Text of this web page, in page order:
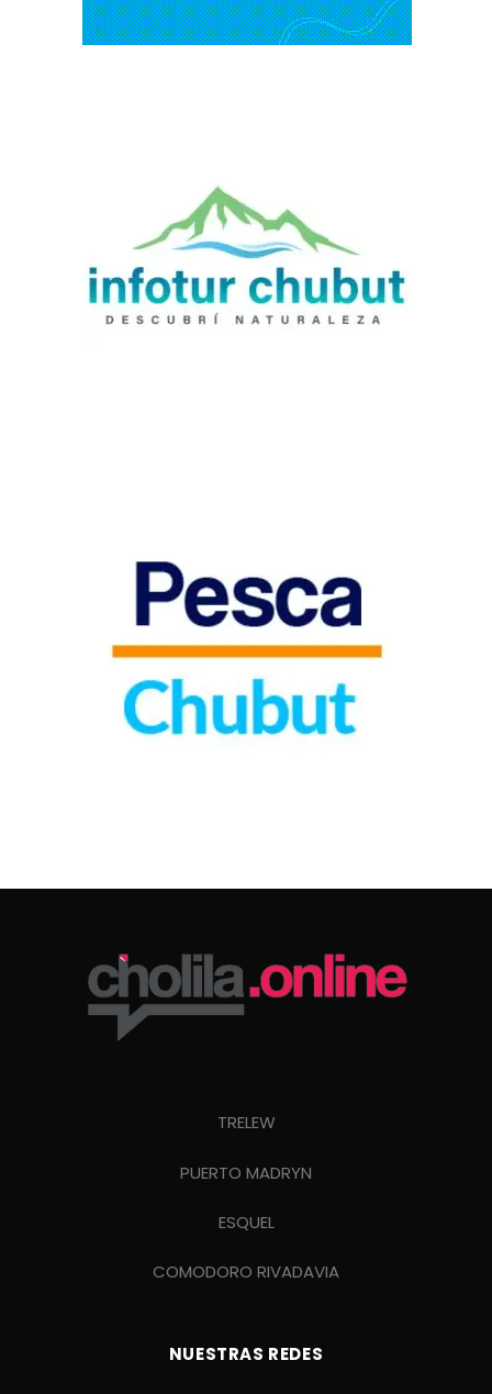
TRELEW
PUERTO MADRYN
ESQUEL
COMODORO RIVADAVIA
NUESTRAS REDES